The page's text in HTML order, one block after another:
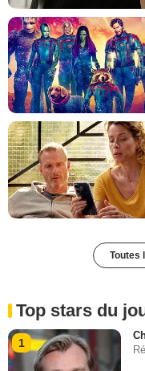
Toutes
Top stars du
1